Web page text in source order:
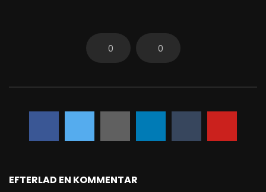
0 0
EFTERLAD EN KOMMENTAR